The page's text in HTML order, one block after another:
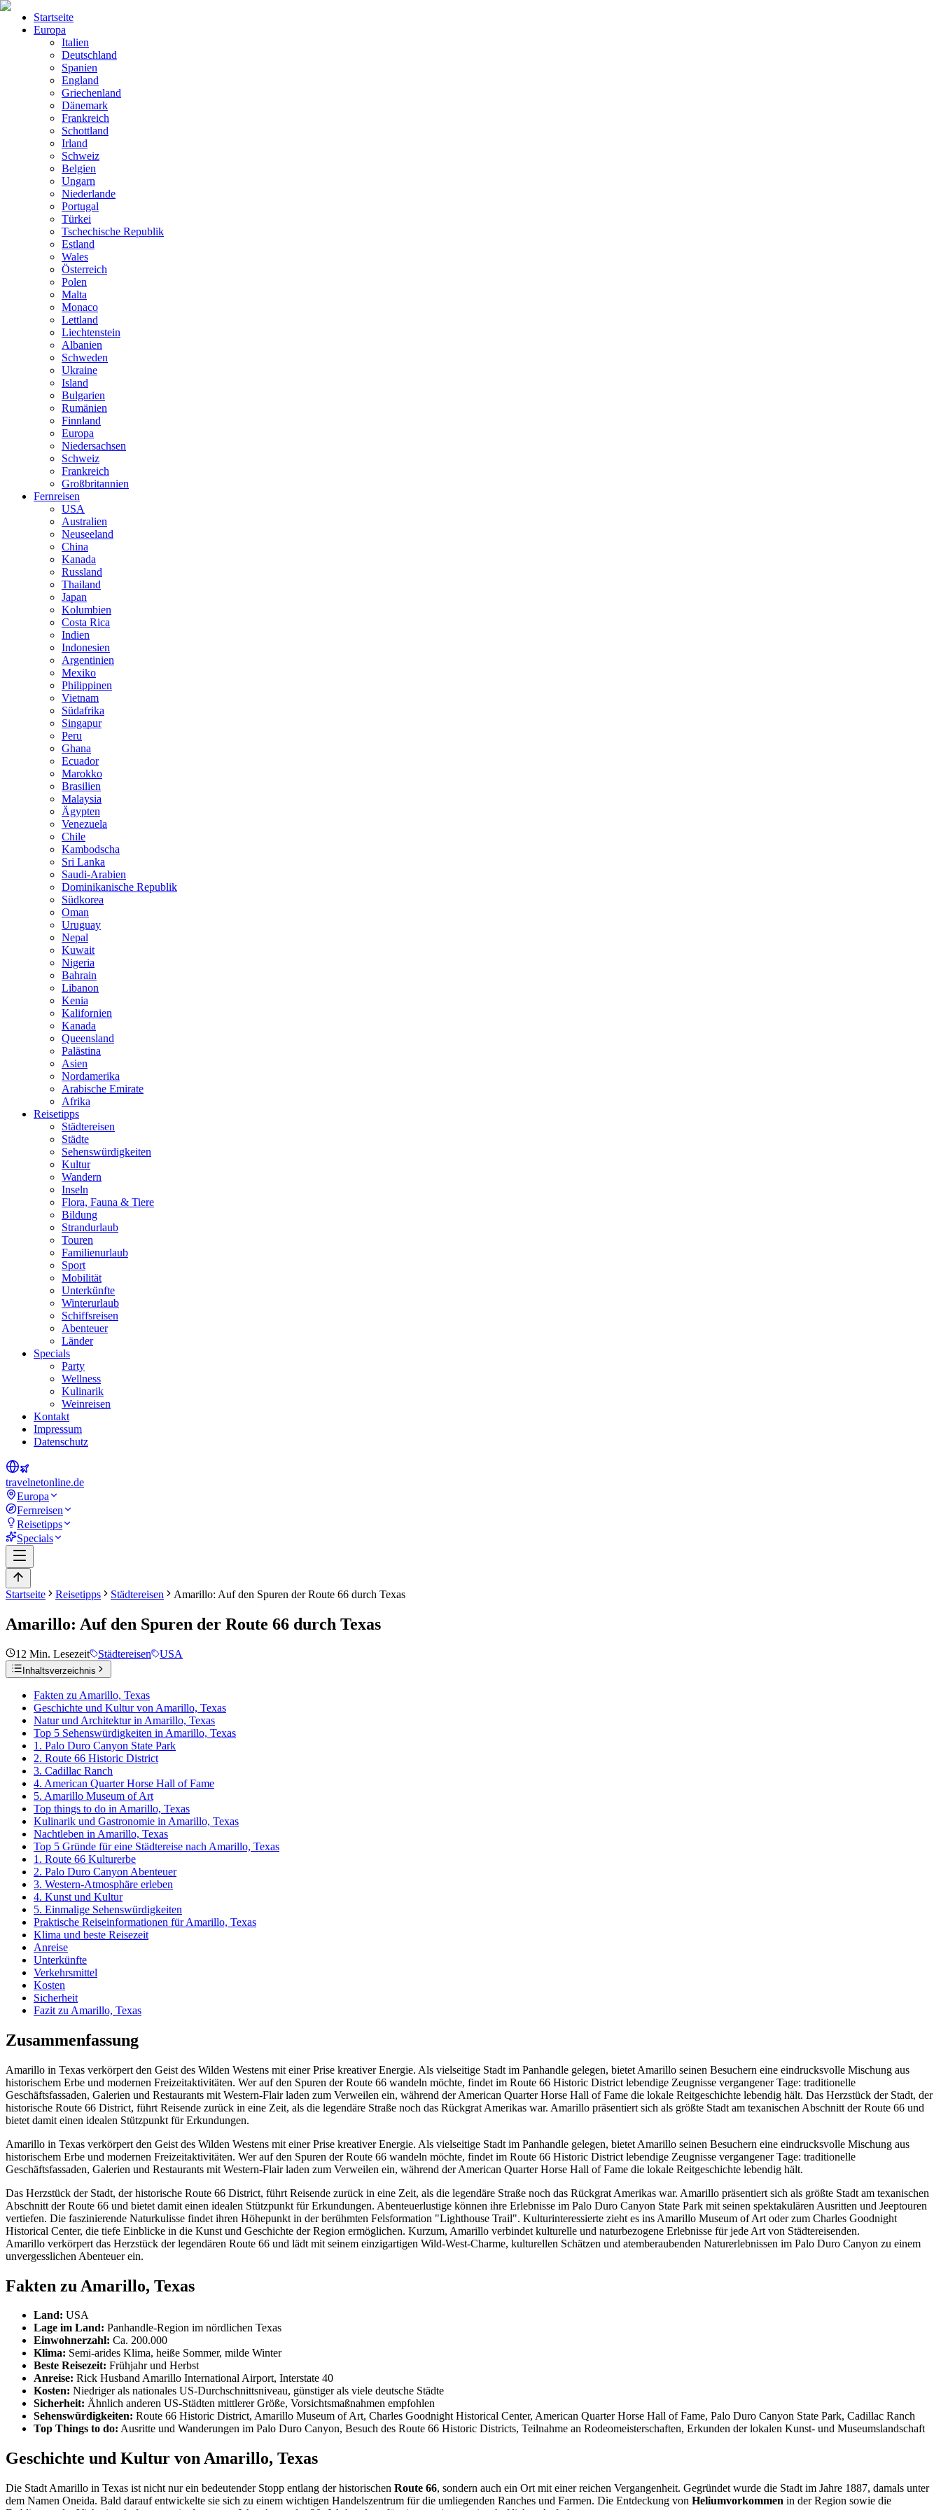
Startseite
Europa
Italien
Deutschland
Spanien
England
Griechenland
Dänemark
Frankreich
Schottland
Irland
Schweiz
Belgien
Ungarn
Niederlande
Portugal
Türkei
Tschechische Republik
Estland
Wales
Österreich
Polen
Malta
Monaco
Lettland
Liechtenstein
Albanien
Schweden
Ukraine
Island
Bulgarien
Rumänien
Finnland
Europa
Niedersachsen
Schweiz
Frankreich
Großbritannien
Fernreisen
USA
Australien
Neuseeland
China
Kanada
Russland
Thailand
Japan
Kolumbien
Costa Rica
Indien
Indonesien
Argentinien
Mexiko
Philippinen
Vietnam
Südafrika
Singapur
Peru
Ghana
Ecuador
Marokko
Brasilien
Malaysia
Ägypten
Venezuela
Chile
Kambodscha
Sri Lanka
Saudi-Arabien
Dominikanische Republik
Südkorea
Oman
Uruguay
Nepal
Kuwait
Nigeria
Bahrain
Libanon
Kenia
Kalifornien
Kanada
Queensland
Palästina
Asien
Nordamerika
Arabische Emirate
Afrika
Reisetipps
Städtereisen
Städte
Sehenswürdigkeiten
Kultur
Wandern
Inseln
Flora, Fauna & Tiere
Bildung
Strandurlaub
Touren
Familienurlaub
Sport
Mobilität
Unterkünfte
Winterurlaub
Schiffsreisen
Abenteuer
Länder
Specials
Party
Wellness
Kulinarik
Weinreisen
Kontakt
Impressum
Datenschutz
travelnetonline.de
Europa
Fernreisen
Reisetipps
Specials
Startseite Reisetipps Städtereisen Amarillo: Auf den Spuren der Route 66 durch Texas
Amarillo: Auf den Spuren der Route 66 durch Texas
12 Min. Lesezeit Städtereisen USA
Inhaltsverzeichnis
Fakten zu Amarillo, Texas
Geschichte und Kultur von Amarillo, Texas
Natur und Architektur in Amarillo, Texas
Top 5 Sehenswürdigkeiten in Amarillo, Texas
1. Palo Duro Canyon State Park
2. Route 66 Historic District
3. Cadillac Ranch
4. American Quarter Horse Hall of Fame
5. Amarillo Museum of Art
Top things to do in Amarillo, Texas
Kulinarik und Gastronomie in Amarillo, Texas
Nachtleben in Amarillo, Texas
Top 5 Gründe für eine Städtereise nach Amarillo, Texas
1. Route 66 Kulturerbe
2. Palo Duro Canyon Abenteuer
3. Western-Atmosphäre erleben
4. Kunst und Kultur
5. Einmalige Sehenswürdigkeiten
Praktische Reiseinformationen für Amarillo, Texas
Klima und beste Reisezeit
Anreise
Unterkünfte
Verkehrsmittel
Kosten
Sicherheit
Fazit zu Amarillo, Texas
Zusammenfassung
Amarillo in Texas verkörpert den Geist des Wilden Westens mit einer Prise kreativer Energie. Als vielseitige Stadt im Panhandle gelegen, bietet Amarillo seinen Besuchern eine eindrucksvolle Mischung aus
historischem Erbe und modernen Freizeitaktivitäten. Wer auf den Spuren der Route 66 wandeln möchte, findet im Route 66 Historic District lebendige Zeugnisse vergangener Tage: traditionelle
Geschäftsfassaden, Galerien und Restaurants mit Western-Flair laden zum Verweilen ein, während der American Quarter Horse Hall of Fame die lokale Reitgeschichte lebendig hält. Das Herzstück der Stadt, der
historische Route 66 District, führt Reisende zurück in eine Zeit, als die legendäre Straße noch das Rückgrat Amerikas war. Amarillo präsentiert sich als größte Stadt am texanischen Abschnitt der Route 66 und
bietet damit einen idealen Stützpunkt für Erkundungen.
Amarillo in Texas verkörpert den Geist des Wilden Westens mit einer Prise kreativer Energie. Als vielseitige Stadt im Panhandle gelegen, bietet Amarillo seinen Besuchern eine eindrucksvolle Mischung aus
historischem Erbe und modernen Freizeitaktivitäten. Wer auf den Spuren der Route 66 wandeln möchte, findet im Route 66 Historic District lebendige Zeugnisse vergangener Tage: traditionelle
Geschäftsfassaden, Galerien und Restaurants mit Western-Flair laden zum Verweilen ein, während der American Quarter Horse Hall of Fame die lokale Reitgeschichte lebendig hält.
Das Herzstück der Stadt, der historische Route 66 District, führt Reisende zurück in eine Zeit, als die legendäre Straße noch das Rückgrat Amerikas war. Amarillo präsentiert sich als größte Stadt am texanischen
Abschnitt der Route 66 und bietet damit einen idealen Stützpunkt für Erkundungen. Abenteuerlustige können ihre Erlebnisse im Palo Duro Canyon State Park mit seinen spektakulären Ausritten und Jeeptouren
vertiefen. Die faszinierende Naturkulisse findet ihren Höhepunkt in der berühmten Felsformation "Lighthouse Trail". Kulturinteressierte zieht es ins Amarillo Museum of Art oder zum Charles Goodnight
Historical Center, die tiefe Einblicke in die Kunst und Geschichte der Region ermöglichen. Kurzum, Amarillo verbindet kulturelle und naturbezogene Erlebnisse für jede Art von Städtereisenden.
Amarillo verkörpert das Herzstück der legendären Route 66 und lädt mit seinem einzigartigen Wild-West-Charme, kulturellen Schätzen und atemberaubenden Naturerlebnissen im Palo Duro Canyon zu einem
unvergesslichen Abenteuer ein.
Fakten zu Amarillo, Texas
Land: USA
Lage im Land: Panhandle-Region im nördlichen Texas
Einwohnerzahl: Ca. 200.000
Klima: Semi-arides Klima, heiße Sommer, milde Winter
Beste Reisezeit: Frühjahr und Herbst
Anreise: Rick Husband Amarillo International Airport, Interstate 40
Kosten: Niedriger als nationales US-Durchschnittsniveau, günstiger als viele deutsche Städte
Sicherheit: Ähnlich anderen US-Städten mittlerer Größe, Vorsichtsmaßnahmen empfohlen
Sehenswürdigkeiten: Route 66 Historic District, Amarillo Museum of Art, Charles Goodnight Historical Center, American Quarter Horse Hall of Fame, Palo Duro Canyon State Park, Cadillac Ranch
Top Things to do: Ausritte und Wanderungen im Palo Duro Canyon, Besuch des Route 66 Historic Districts, Teilnahme an Rodeomeisterschaften, Erkunden der lokalen Kunst- und Museumslandschaft
Geschichte und Kultur von Amarillo, Texas
Die Stadt Amarillo in Texas ist nicht nur ein bedeutender Stopp entlang der historischen Route 66, sondern auch ein Ort mit einer reichen Vergangenheit. Gegründet wurde die Stadt im Jahre 1887, damals unter
dem Namen Oneida. Bald darauf entwickelte sie sich zu einem wichtigen Handelszentrum für die umliegenden Ranches und Farmen. Die Entdeckung von Heliumvorkommen in der Region sowie die